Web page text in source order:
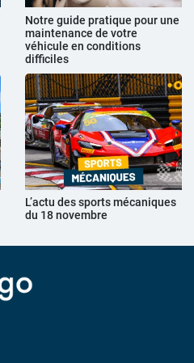
Notre guide pratique pour une
maintenance de votre
véhicule en conditions
difficiles
L’actu des sports mécaniques
du 18 novembre